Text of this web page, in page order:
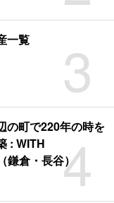
3
一覧
4
の町で220年の時を
: WITH
鎌倉・長谷）